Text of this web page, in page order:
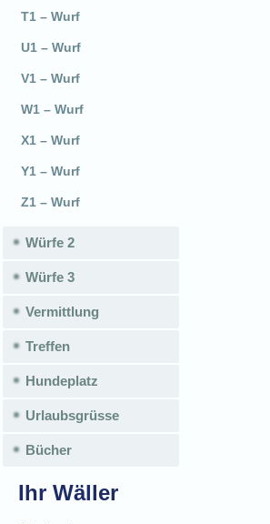
T1 – Wurf
U1 – Wurf
V1 – Wurf
W1 – Wurf
X1 – Wurf
Y1 – Wurf
Z1 – Wurf
Würfe 2
Würfe 3
Vermittlung
Treffen
Hundeplatz
Urlaubsgrüsse
Bücher
Ihr Wäller